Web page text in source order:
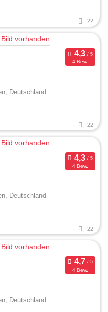
22
4 Bew.
Deutschland
22
4 Bew.
Deutschland
22
4 Bew.
Deutschland